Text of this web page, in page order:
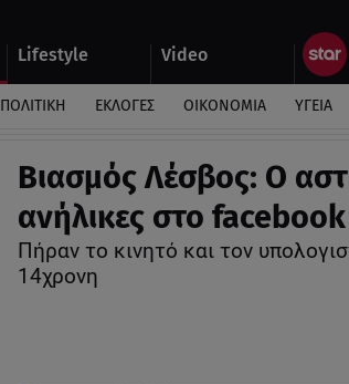
Lifestyle Video
ΠΟΛΙΤΙΚΗ ΕΚΛΟΓΕΣ ΟΙΚΟΝΟΜΙΑ ΥΓΕΙΑ
Βιασμός Λέσβος: Ο
ανήλικες στο facebook
Πήραν το κινητό και τον
14χρονη